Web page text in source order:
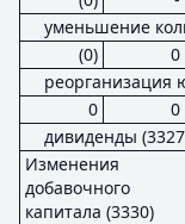
уменьшение
(0)
0
реорганизация
0
0
дивиденды
Изменения
добавочного
капитала (3330)